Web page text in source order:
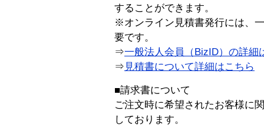
することができます。
※オンライン見積書発行には、
要です。
⇒一般法人会員（BizID）の詳細
⇒ 見積書について詳細はこちら
■請求書について
ご注文時に希望されたお客様に
しております。